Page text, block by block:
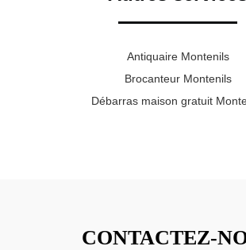
Antiquaire Montenils
Brocanteur Montenils
Débarras maison gratuit
CONTACTEZ-